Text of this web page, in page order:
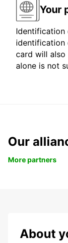
Your
Identification
identification
card will also
alone is not
Our
More partners
About